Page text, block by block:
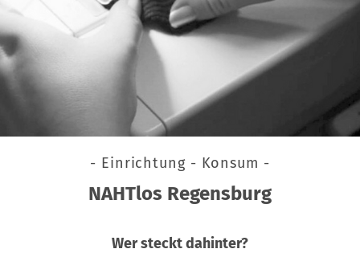
- Einrichtung - Konsum -
NAHTlos Regensburg
Wer steckt dahinter?